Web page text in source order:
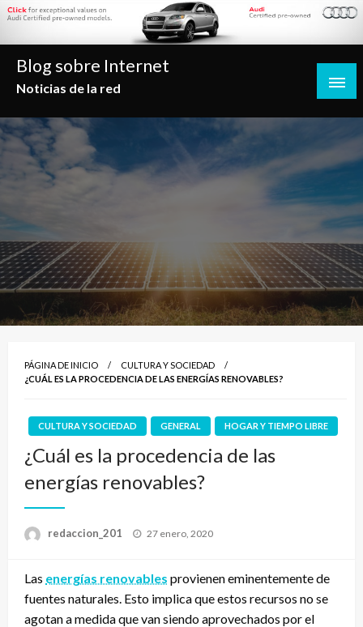
Saltar
contenido
Blog sobre Internet
Noticias de la red
PÁGINA DE INICIO
CULTURA Y SOCIEDAD
¿CUÁL ES LA PROCEDENCIA DE LAS ENERGÍAS RENOVABLES?
CULTURA Y SOCIEDAD GENERAL HOGAR Y TIEMPO LIBRE
¿Cuál es la procedencia de las
energías renovables?
redaccion_201
Publicado
27 enero, 2020
Las energías renovables provienen eminentemente de
fuentes naturales. Esto implica que estos recursos no se
agotan a medida que van siendo aprovechados por el